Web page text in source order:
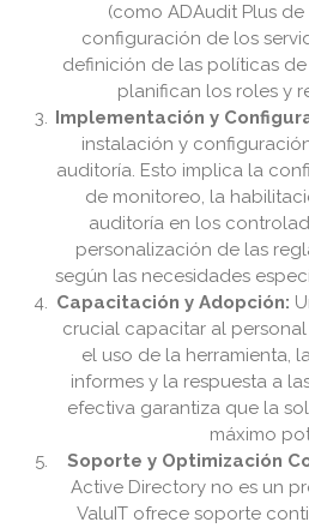
(como ADAudit Plus
configuración de los
definición de las políticas
planifican los roles y
Implementación y
instalación y
auditoría. Esto implica la
de monitoreo, la
auditoría en los
personalización de las
según las necesidades
Capacitación y Adopción:
crucial capacitar al
el uso de la herramienta,
informes y la respuesta a
efectiva garantiza que la
máximo
Soporte y Optimización
Active Directory no es un
ValuIT ofrece soporte